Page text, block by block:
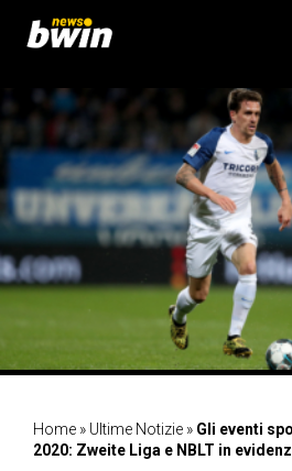
contenuto
Home » Ultime Notizie » Gli eventi
2020: Zweite Liga e NBLT in